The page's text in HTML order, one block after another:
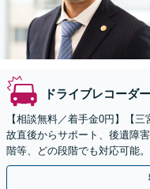
ドライブレコーダ
【相談無料／着手金0円】【
故直後からサポート、後遺障
階等、どの段階でも対応可能
額と長年戦ってきた経験をも